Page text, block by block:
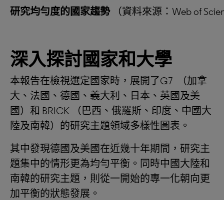
研究均勻度的國家趨勢（資料來源：Web of
深入探討國家和大學
本報告在檢視選定國家時，展開了G7 （加拿
大、法國、德國、義大利、日本、英國及美
國）和 BRICK （巴西、俄羅斯、印度、中國大
陸及南韓）的研究主題領域多樣性圖表。
其中發現德國及美國在近幾十年期間，研究主
題集中的情形更為均勻平衡。同時中國大陸和
南韓的研究主題，則從一開始的專一化朝向更
加平衡的狀態發展。